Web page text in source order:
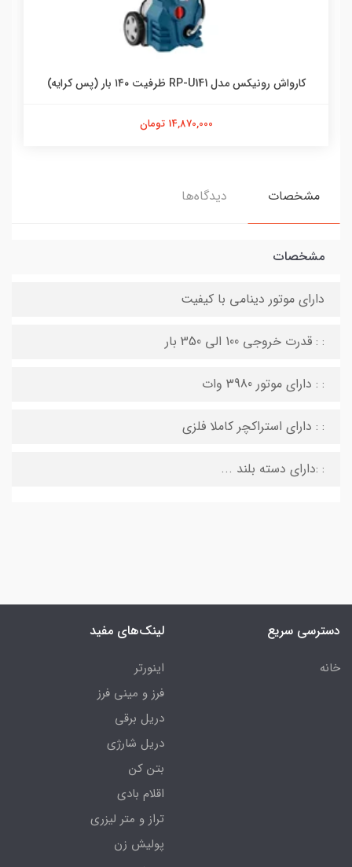
کارواش رونیکس مدل RP-U141 ظرفیت ۱۴۰ بار (پس کرایه)
14,870,000 تومان
مشخصات دیدگاه‌ها
مشخصات
دارای موتور دینامی با کیفیت
: : قدرت خروجی 100 الی 350 بار
: : دارای موتور 3980 وات
: : دارای استراکچر کاملا فلزی
: :دارای دسته بلند ...
دسترسی سریع
خانه
لینک‌های مفید
اینورتر
فرز و مینی فرز
دریل برقی
دریل شارژی
بتن کن
اقلام بادی
تراز و متر لیزری
پولیش زن